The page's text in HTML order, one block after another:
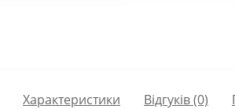
Характеристики Відгуків (0)